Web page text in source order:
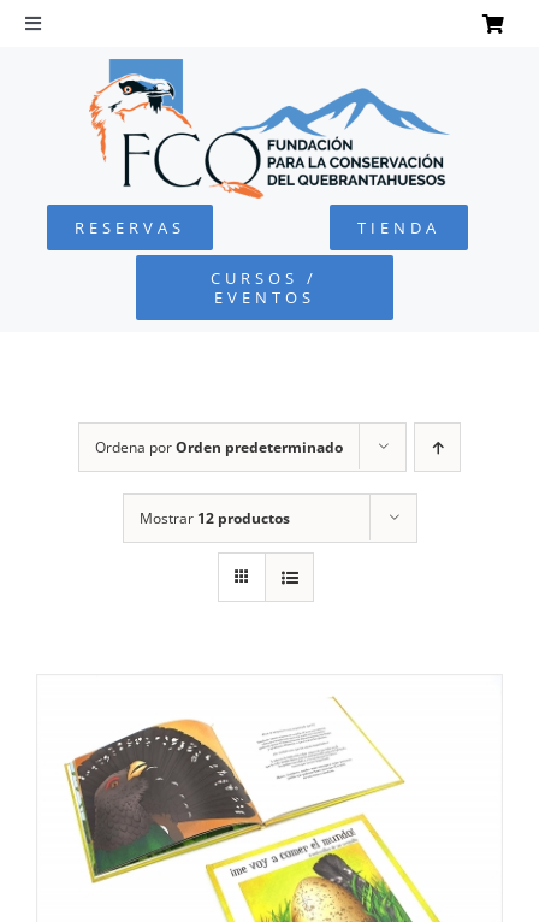
Saltar
Toggle
Navigation
QUEBRANTAHUESOS
FUNDACIÓN
CARRITO
RESERVAS TIENDA
CURSOS /
EVENTOS
Ordena porOrden predeterminado
Mostrar 12 productos